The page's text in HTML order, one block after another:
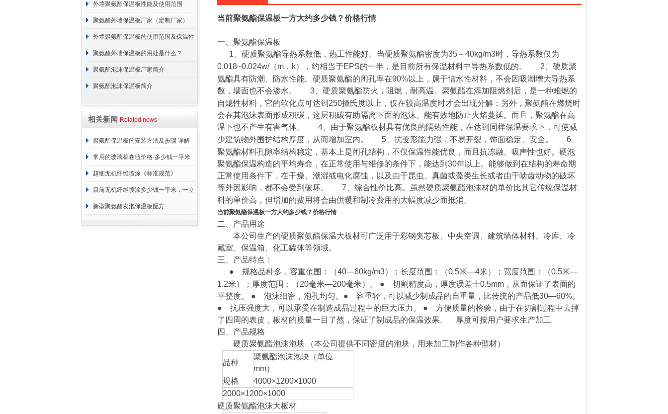
外墙聚氨酯保温板性能及使用范围
聚氨酯外墙保温板厂家（定制厂家）
外墙聚氨酯保温板的使用范围及保温性
能
聚氨酯外墙保温板的用处是什么？
聚氨酯泡沫保温板厂家简介
聚氨酯泡沫保温板简介
相关新闻 Related news
聚氨酯保温板的安装方法及步骤 详解
常用的玻璃棉卷毡价格-多少钱一平米
超细无机纤维喷涂《标准规范》
目前无机纤维喷涂多少钱一平米，一立
方 价格计算
新型聚氨酯发泡保温板配方
当前聚氨酯保温板一方大约多少钱？价格行情
一、聚氨酯保温板
1 、硬质聚氨酯导热系数低，热工性能好。当硬质聚氨酯密度为35～40kg/m3时，导热系数仅为
0.018~0.024w/（m ． k），约相当于EPS的一半，是目前所有保温材料中导热系数低的。 2 、硬质聚
氨酯具有防潮、防水性能。硬质聚氨酯的闭孔率在90%以上，属于憎水性材料，不会因吸潮增大导热系
数，墙面也不会渗水。
3 、硬质聚氨酯防火，阻燃，耐高温。聚氨酯在添加阻燃剂后，是一种难燃的
自熄性材料，它的软化点可达到 250摄氏度以上，仅在较高温度时才会出现分解：另外，聚氨酯在燃烧时
会在其泡沫表面形成积碳，这层积碳有助隔离下面的泡沫。能有效地防止火焰蔓延。而且，聚氨酯在高
温下也不产生有害气体。
4 、由于聚氨酯板材具有优良的隔热性能，在达到同样保温要求下，可使减
少建筑物外围护结构厚度，从而增加室内。
5 、抗变形能力强，不易开裂，饰面稳定、安全。 6
聚氨酯材料孔隙率结构稳定，基本上是闭孔结构，不仅保温性能优良，而且抗冻融、吸声性也好。硬泡
聚氨酯保温构造的平均寿命，在正常使用与维修的条件下，能达到 30年以上。能够做到在结构的寿命期
正常使用条件下，在干燥、潮湿或电化腐蚀，以及由于昆虫、真菌或藻类生长或者由于啮齿动物的破坏
等外因影响，都不会受到破坏。
7 、综合性价比高。虽然硬质聚氨酯泡沫材的单价比其它传统保温材
料的单价高，但增加的费用将会由供暖和制冷费用的大幅度减少而抵消。
当前聚氨酯保温板一方大约多少钱？价格行情
二、产品用途
本公司生产的硬质聚氨酯保温大板材可广泛用于彩钢夹芯板、中央空调、建筑墙体材料、冷库、冷
藏室、保温箱、化工罐体等领域。
三、产品特点：
● 规格品种多，容重范围：（40—60kg/m3）；长度范围：（0.5米—4米）；宽度范围：（0.5米—
1.2米）；厚度范围：（20毫米—200毫米）。 ● 切割精度高，厚度误差士0.5mm ，从而保证了表面的
平整度。
● 泡沫细密，泡孔均匀。 ● 容重轻，可以减少制成品的自重量，比传统的产品低30—60%。
● 抗压强度大，可以承受在制造成品过程中的巨大压力。 ● 方便质量的检验，由于在切割过程中去掉
了四周的表皮，板材的质量一目了然，保证了制成品的保温效果。 厚度可按用户要求生产加工
四、产品规格
硬质聚氨酯泡沫泡块
（本公司提供不同密度的泡块，用来加工制作各种型材）
品种
聚氨酯泡沫泡块（单位
mm）
规格
4000×1200×1000
2000×1200×1000
硬质聚氨酯泡沫大板材